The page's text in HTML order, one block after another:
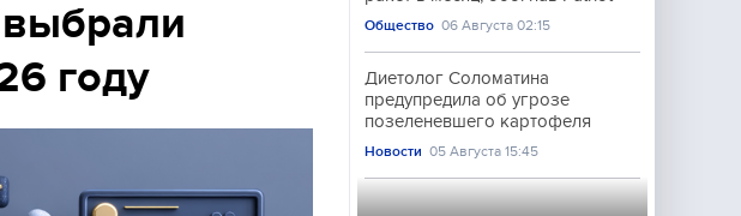
Происшествия
выбрали
году
Общество 06 Августа 02:15
Диетолог Соломатина
предупредила об угрозе
позеленевшего картофеля
Новости 05 Августа 15:45